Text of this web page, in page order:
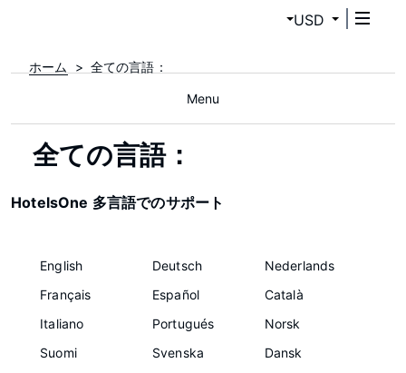
USD
ホーム 全ての言語：
Menu
全ての言語：
HotelsOne 多言語でのサポート
English Deutsch
Nederlands
Français
Español
Català
Italiano
Portugués
Norsk
Suomi
Svenska
Dansk